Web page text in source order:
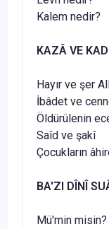
Kalem
KAZÂ VE
Hayır ve şer
İbâdet ve
Öldürülenin
Saîd ve şakî
Çocukların
BA'ZI DÎNÎ
Mü'min